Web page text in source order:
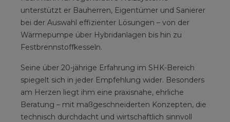
unterstützt er Bauherren, Eigentümer und Sanierer
bei der Auswahl effizienter Lösungen – von der
Wärmepumpe über Hybridanlagen bis hin zu
Festbrennstoffkesseln.
Seine über 20-jährige Erfahrung im SHK-Bereich
spiegelt sich in jeder Empfehlung wider. Besonders
am Herzen liegt ihm eine praxisnahe, ehrliche
Beratung – mit maßgeschneiderten Konzepten, die
technisch durchdacht und wirtschaftlich sinnvoll